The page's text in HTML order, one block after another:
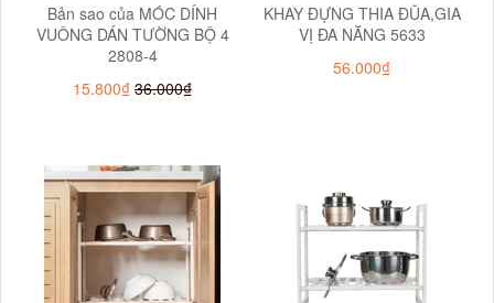
Bản sao của MÓC DÍNH
VUÔNG DÁN TƯỜNG BỘ 4
2808-4
15.800₫ 36.000₫
KHAY ĐỰNG THIA ĐŨA,GIA
VỊ ĐA NĂNG 5633
56.000₫